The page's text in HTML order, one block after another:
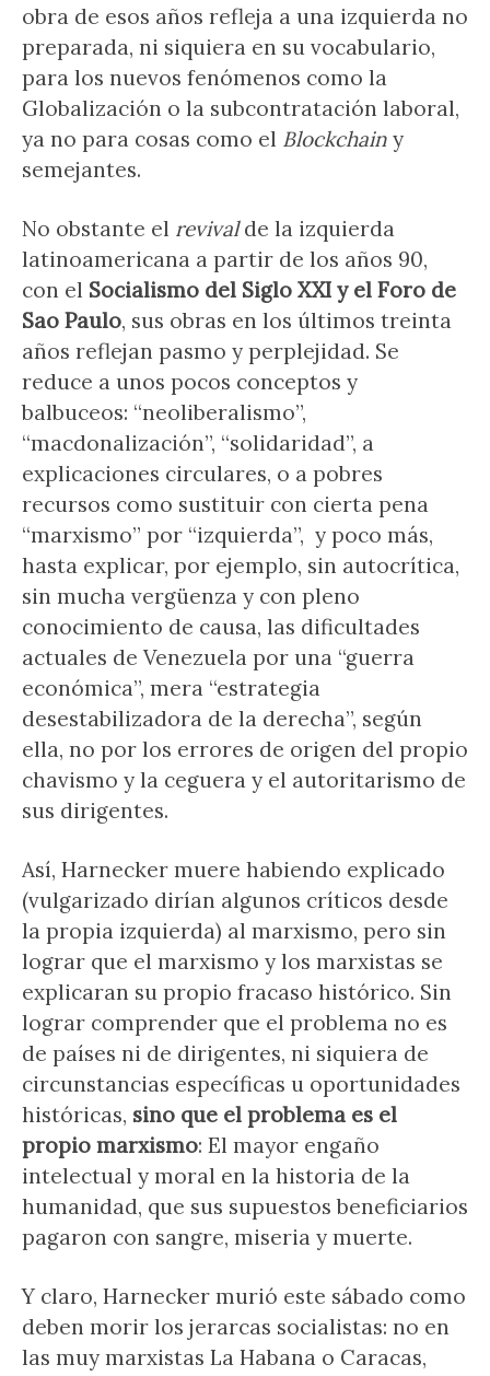
obra de esos años refleja a una izquierda no
preparada, ni siquiera en su vocabulario,
para los nuevos fenómenos como la
Globalización o la subcontratación laboral,
ya no para cosas como el Blockchain y
semejantes.
No obstante el revivalde la izquierda
latinoamericana a partir de los años 90,
con el Socialismo del Siglo XXI y el Foro de
Sao Paulo, sus obras en los últimos treinta
años reflejan pasmo y perplejidad. Se
reduce a unos pocos conceptos y
balbuceos: “neoliberalismo”,
“macdonalización”, “solidaridad”, a
explicaciones circulares, o a pobres
recursos como sustituir con cierta pena
“marxismo” por “izquierda”, y poco más,
hasta explicar, por ejemplo, sin autocrítica,
sin mucha vergüenza y con pleno
conocimiento de causa, las dificultades
actuales de Venezuela por una “guerra
económica”, mera “estrategia
desestabilizadora de la derecha”, según
ella, no por los errores de origen del propio
chavismo y la ceguera y el autoritarismo de
sus dirigentes.
Así, Harnecker muere habiendo explicado
(vulgarizado dirían algunos críticos desde
la propia izquierda) al marxismo, pero sin
lograr que el marxismo y los marxistas se
explicaran su propio fracaso histórico. Sin
lograr comprender que el problema no es
de países ni de dirigentes, ni siquiera de
circunstancias específicas u oportunidades
históricas, sino que el problema es el
propio marxismo: El mayor engaño
intelectual y moral en la historia de la
humanidad, que sus supuestos beneficiarios
pagaron con sangre, miseria y muerte.
Y claro, Harnecker murió este sábado como
deben morir los jerarcas socialistas: no en
las muy marxistas La Habana o Caracas,